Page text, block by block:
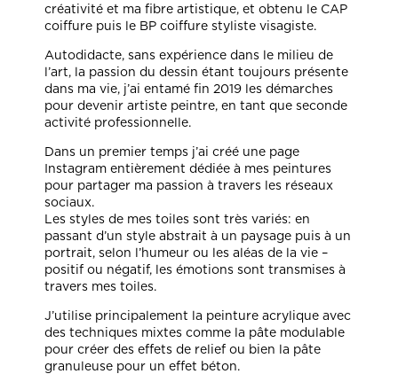
créativité et ma fibre artistique, et obtenu le CAP
coiffure puis le BP coiffure styliste visagiste.
Autodidacte, sans expérience dans le milieu de
l’art, la passion du dessin étant toujours présente
dans ma vie, j’ai entamé fin 2019 les démarches
pour devenir artiste peintre, en tant que seconde
activité professionnelle.
Dans un premier temps j’ai créé une page
Instagram entièrement dédiée à mes peintures
pour partager ma passion à travers les réseaux
sociaux.
Les styles de mes toiles sont très variés: en
passant d’un style abstrait à un paysage puis à un
portrait, selon l’humeur ou les aléas de la vie –
positif ou négatif, les émotions sont transmises à
travers mes toiles.
J’utilise principalement la peinture acrylique avec
des techniques mixtes comme la pâte modulable
pour créer des effets de relief ou bien la pâte
granuleuse pour un effet béton.